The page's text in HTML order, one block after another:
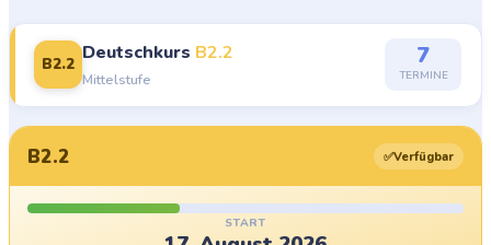
B2.2 Deutschkurs B2.2
Mittelstufe
7
TERMINE
B2.2 ✅Verfügbar
START